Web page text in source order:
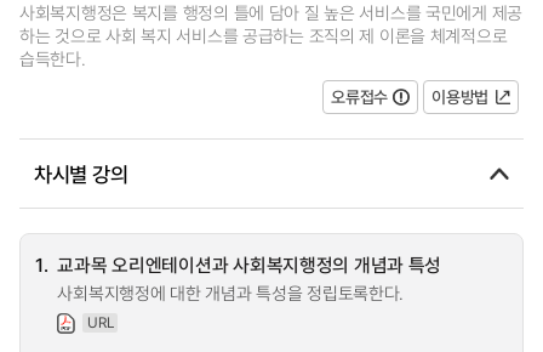
사회복지행정은 복지를 행정의 틀에 담아 질 높은 서비스를 국민에게 제공
하는 것으로 사회 복지 서비스를 공급하는 조직의 제 이론을 체계적으로
습득한다.
오류접수
이용방법
차시별 강의
1. 교과목 오리엔테이션과 사회복지행정의 개념과 특성
사회복지행정에 대한 개념과 특성을 정립토록한다.
URL